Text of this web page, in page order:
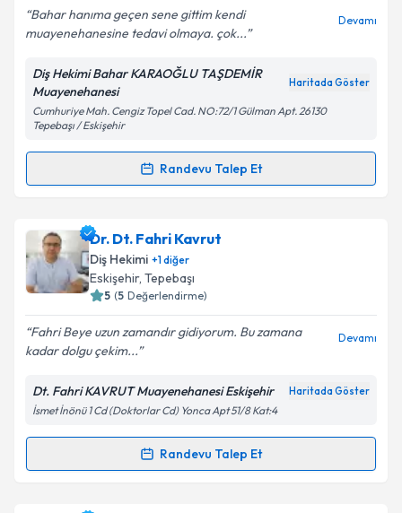
Kişisel verilerimin işlenmesine ilişkin
Aydınlatma
Metni'ni okudum ve kişisel verilerimin belirtilen
kapsamda işlenmesini kabul ediyorum.
Takvim Talebini Gönder
Bahar hanıma geçen sene gittim kendi
muayenehanesine tedavi olmaya. çok...
Devamı
Diş Hekimi Bahar KARAOĞLU TAŞDEMİR
Muayenehanesi
Haritada Göster
Cumhuriye Mah. Cengiz Topel Cad. NO:72/1 Gülman Apt. 26130
Tepebaşı / Eskişehir
Randevu Talep Et
Randevu Takvimi Talebi
Dt. Bahar Karaoğlu Taşdemir
talebi oluşturun. Size bu uzmandan randevu almanız
için bir takvim hazırlandığında e-posta ile
bilgilendireceğiz.
E-posta Adresiniz
Kişisel verilerimin işlenmesine ilişkin
Metni'ni okudum ve kişisel verilerimin belirtilen
kapsamda işlenmesini kabul ediyorum.
Dr. Dt. Fahri Kavrut
Diş Hekimi +1diğer
Eskişehir, Tepebaşı
5 (5 Değerlendirme)
Fahri Beye uzun zamandır gidiyorum. Bu zamana
kadar dolgu çekim...
Devamı
Dt. Fahri KAVRUT Muayenehanesi Eskişehir Haritada Göster
İsmet İnönü 1 Cd (Doktorlar Cd) Yonca Apt 51/8 Kat:4
Randevu Talep Et
Randevu Takvimi Talebi